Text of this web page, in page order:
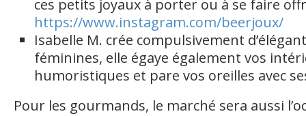
ces petits joyaux à porter ou à se faire
https://www.instagram.com/beerjoux/
Isabelle M. crée compulsivement
féminines, elle égaye également vos
humoristiques et pare vos oreilles avec
Pour les gourmands, le marché sera aussi